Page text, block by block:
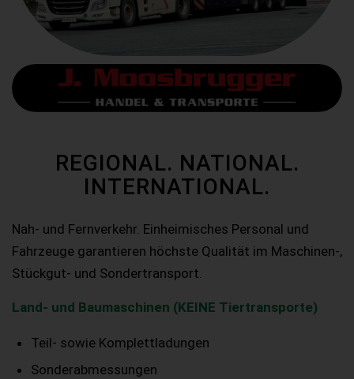
REGIONAL. NATIONAL.
INTERNATIONAL.
Nah- und Fernverkehr. Einheimisches Personal und
Fahrzeuge garantieren höchste Qualität im Maschinen-,
Stückgut- und Sondertransport.
Land- und Baumaschinen (KEINE Tiertransporte)
Teil- sowie Komplettladungen
Sonderabmessungen